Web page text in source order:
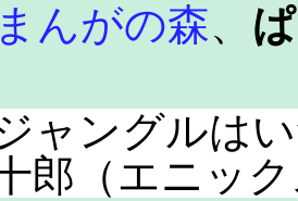
まんがの森、
ャングルは
郎（エニッ